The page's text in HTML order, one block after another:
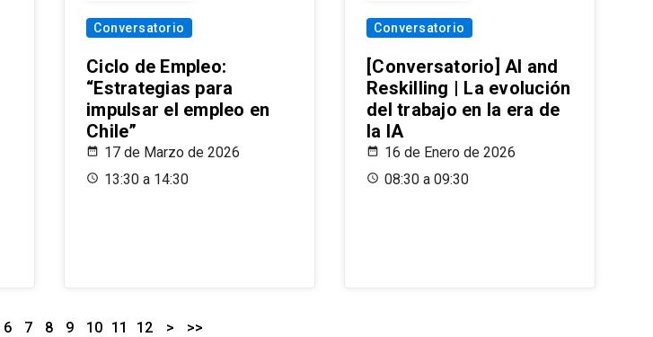
Conversatorio
Ciclo de Empleo:
“Estrategias para
impulsar el empleo en
Chile”
17 de Marzo de 2026
13:30 a 14:30
Conversatorio
[Conversatorio] AI and
Reskilling | La evolución
del trabajo en la era de
la IA
16 de Enero de 2026
08:30 a 09:30
6 7 8 9 10 11 12 > >>